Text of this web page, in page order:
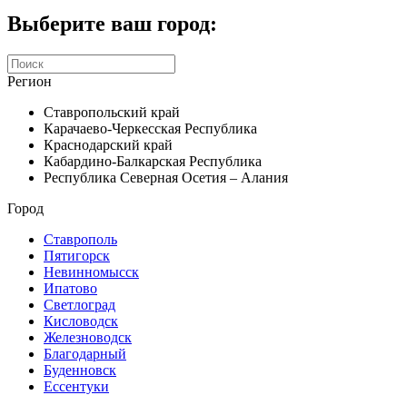
Выберите ваш город:
Регион
Ставропольский край
Карачаево-Черкесская Республика
Краснодарский край
Кабардино-Балкарская Республика
Республика Северная Осетия – Алания
Город
Ставрополь
Пятигорск
Невинномысск
Ипатово
Светлоград
Кисловодск
Железноводск
Благодарный
Буденновск
Ессентуки